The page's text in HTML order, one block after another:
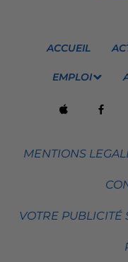
ACCUEIL
EMPLOI
MENTIONS
VOTRE PUBLICITÉ